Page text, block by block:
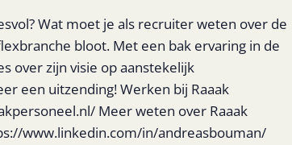
Wat moet je als recruiter weten over de
bloot. Met een bak ervaring in de
over zijn visie op aanstekelijk
een uitzending! Werken bij Raaak
Meer weten over Raaak
www.linkedin.com/in/andreasbouman/